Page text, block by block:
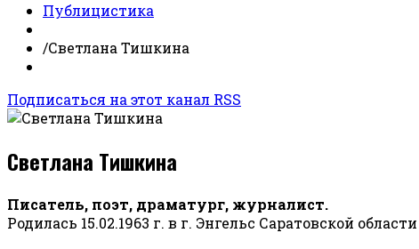
Публицистика
/Светлана Тишкина
Подписаться на этот канал RSS
Светлана Тишкина
Писатель, поэт, драматург, журналист.
Родилась 15.02.1963 г. в г. Энгельс Саратовской